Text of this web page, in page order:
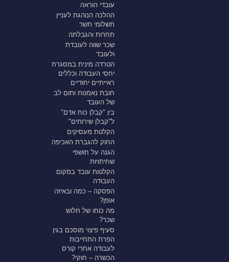
עובדי הוראה
ההלכה הנוהגת לעניין
תשלומי תשר
תחרות והגבלתה
שכר שווה לעובדת
ולעובד
הטרדה מינית במסגרת
יחסי העבודה וכללים
ראייתיים יחודיים
חובת נאמנות ותום לב
של העובד
בין "קבלן כוח אדם"
ל"קבלן שירותים"
הקלטת מעסיקים
החוק להגברת האכיפה
הגנה על חושפי
שחיתויות
הקלטות עובד במקום
העבודה
הפסקה – כמה ובאיזה
אופן?
מה כוחו של תלוש
שכר?
סעיף פיצוי מוסכם בגין
הפרת התחייבות
לעבודה אחרי קורס
הכשרה – חוקי?